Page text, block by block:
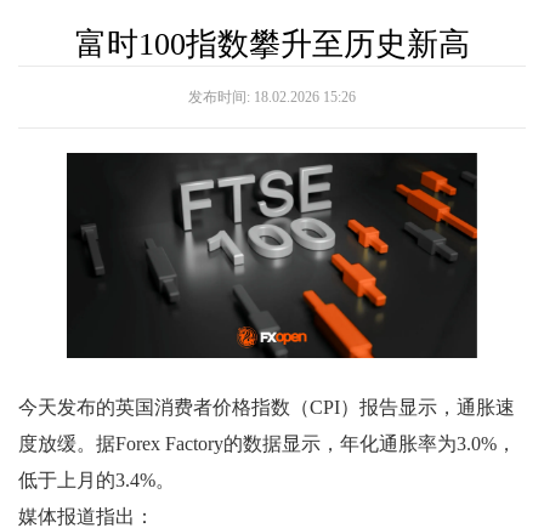
富时100指数攀升至历史新高
发布时间: 18.02.2026 15:26
今天发布的英国消费者价格指数（CPI）报告显示，通胀速
度放缓。据Forex Factory的数据显示，年化通胀率为3.0%，
低于上月的3.4%。
媒体报道指出：